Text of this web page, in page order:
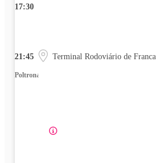
17:30
21:45 Terminal Rodoviário de Franca
Poltrona